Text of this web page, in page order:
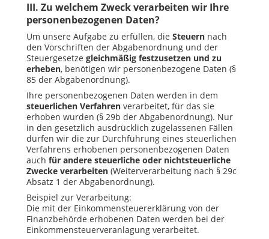
III. Zu welchem Zweck verarbeiten wir Ihre
personenbezogenen Daten?
Um unsere Aufgabe zu erfüllen, die Steuern nach
den Vorschriften der Abgabenordnung und der
Steuergesetze gleichmäßig festzusetzen und zu
erheben, benötigen wir personenbezogene Daten (§
85 der Abgabenordnung).
Ihre personenbezogenen Daten werden in dem
steuerlichen Verfahren verarbeitet, für das sie
erhoben wurden (§ 29b der Abgabenordnung). Nur
in den gesetzlich ausdrücklich zugelassenen Fällen
dürfen wir die zur Durchführung eines steuerlichen
Verfahrens erhobenen personenbezogenen Daten
auch für andere steuerliche oder nichtsteuerliche
Zwecke verarbeiten (Weiterverarbeitung nach § 29c
Absatz 1 der Abgabenordnung).
Beispiel zur Verarbeitung:
Die mit der Einkommensteuererklärung von der
Finanzbehörde erhobenen Daten werden bei der
Einkommensteuerveranlagung verarbeitet.